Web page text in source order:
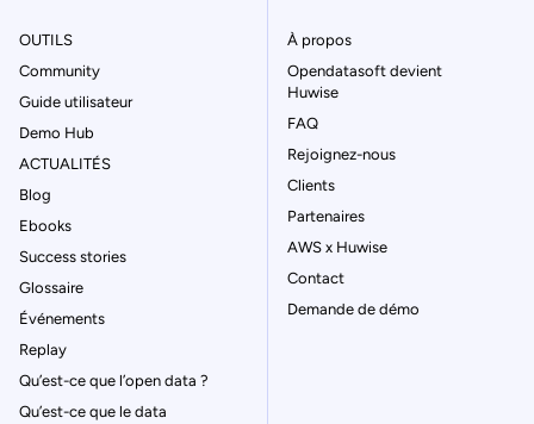
OUTILS
Community
Guide utilisateur
Demo Hub
ACTUALITÉS
Blog
Ebooks
Success stories
Glossaire
Événements
Replay
Qu’est-ce que l’open data ?
Qu’est-ce que le data
À propos
Opendatasoft devient
Huwise
FAQ
Rejoignez-nous
Clients
Partenaires
AWS x Huwise
Contact
Demande de démo